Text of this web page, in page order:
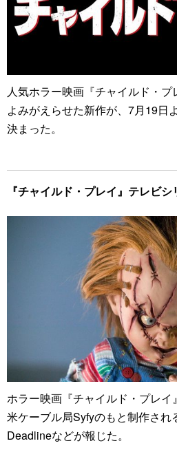
人気ホラー映画『チャイルド・
よみがえらせた新作が、7月19日
決まった。
『チャイルド・プレイ』テレビシ
ホラー映画『チャイルド・プレイ
米ケーブル局Syfyのもと制作され
Deadlineなどが報じた。